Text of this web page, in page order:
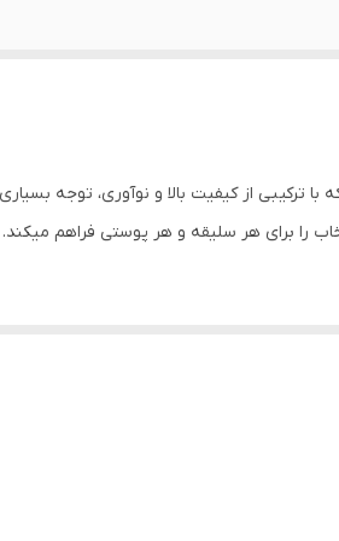
ترکیبی از کیفیت بالا و نوآوری، توجه
را برای هر سلیقه و هر پوستی فراهم میکند.